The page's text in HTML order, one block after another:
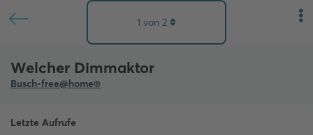
Busch-free@home®
Welcher Dimmaktor
Letzte Aufrufe
1 von 2